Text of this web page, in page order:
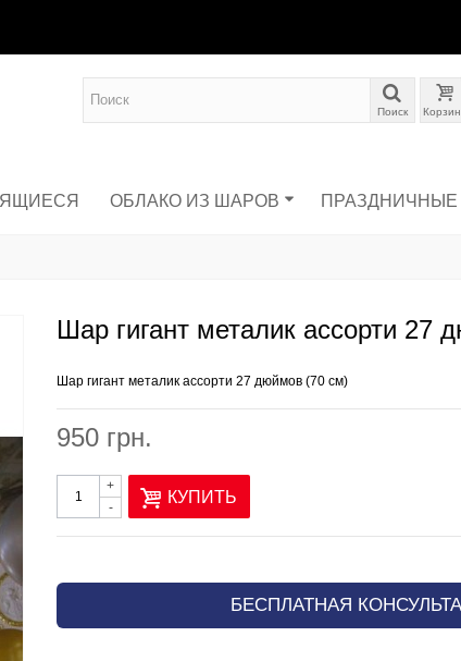
Поиск
ОБЛАКО ИЗ ШАРОВ ПРАЗДНИЧНЫЕ
Шар гигант металик ассорти 27
Шар гигант металик ассорти 27 дюймов (70 см)
950 грн.
-
+
КУПИТЬ
БЕСПЛАТНАЯ